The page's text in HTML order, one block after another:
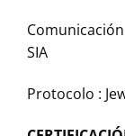
SIA
Protocolo :